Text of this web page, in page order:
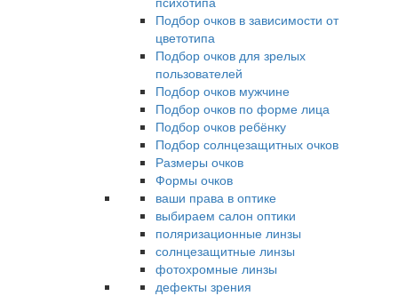
Подбор очков в зависимости от
цветотипа
Подбор очков для зрелых
пользователей
Подбор очков мужчине
Подбор очков по форме лица
Подбор очков ребёнку
Подбор солнцезащитных очков
Размеры очков
Формы очков
ваши права в оптике
выбираем салон оптики
поляризационные линзы
солнцезащитные линзы
фотохромные линзы
дефекты зрения